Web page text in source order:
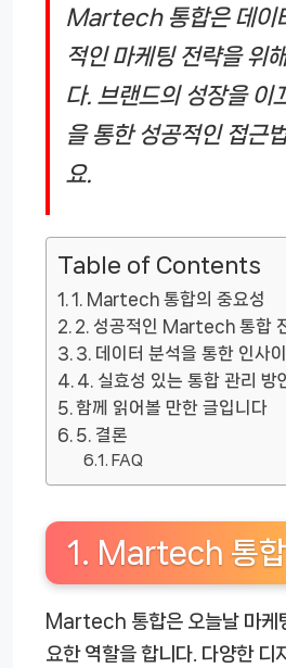
Martech 통합은 데이
적인 마케팅 전략을 위
다. 브랜드의 성장을 이
을 통한 성공적인 접근
요.
Table of Contents
1. Martech 통합의 중요성
2. 성공적인 Martech 통합
3. 데이터 분석을 통한 인사
4. 실효성 있는 통합 관리 방
함께 읽어볼 만한 글입니다
5. 결론
FAQ
1. Martech 통합
Martech 통합은 오늘날 마케
요한 역할을 합니다. 다양한 디